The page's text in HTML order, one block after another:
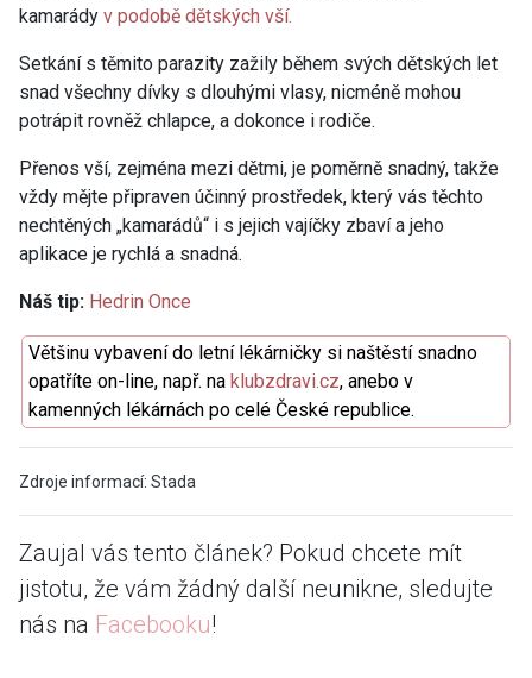
kamarády v podobě dětských vší.
Setkání s těmito parazity zažily během svých dětských let
snad všechny dívky s dlouhými vlasy, nicméně mohou
potrápit rovněž chlapce, a dokonce i rodiče.
Přenos vší, zejména mezi dětmi, je poměrně snadný, takže
vždy mějte připraven účinný prostředek, který vás těchto
nechtěných „kamarádů“ i s jejich vajíčky zbaví a jeho
aplikace je rychlá a snadná.
Náš tip: Hedrin Once
Většinu vybavení do letní lékárničky si naštěstí snadno
opatříte on-line, např. na klubzdravi.cz, anebo v
kamenných lékárnách po celé České republice.
Zdroje informací: Stada
Zaujal vás tento článek? Pokud chcete mít
jistotu, že vám žádný další neunikne, sledujte
nás na Facebooku!